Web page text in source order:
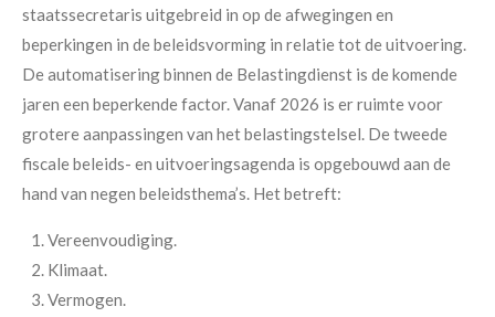
staatssecretaris uitgebreid in op de afwegingen en
beperkingen in de beleidsvorming in relatie tot de uitvoering.
De automatisering binnen de Belastingdienst is de komende
jaren een beperkende factor. Vanaf 2026 is er ruimte voor
grotere aanpassingen van het belastingstelsel. De tweede
fiscale beleids- en uitvoeringsagenda is opgebouwd aan de
hand van negen beleidsthema’s. Het betreft:
Vereenvoudiging.
Klimaat.
Vermogen.